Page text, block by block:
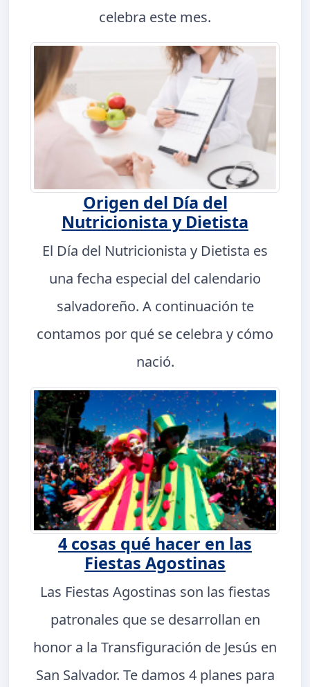
celebra este mes.
Origen del Día del
Nutricionista y Dietista
El Día del Nutricionista y Dietista es
una fecha especial del calendario
salvadoreño. A continuación te
contamos por qué se celebra y cómo
nació.
4 cosas qué hacer en las
Fiestas Agostinas
Las Fiestas Agostinas son las fiestas
patronales que se desarrollan en
honor a la Transfiguración de Jesús en
San Salvador. Te damos 4 planes para